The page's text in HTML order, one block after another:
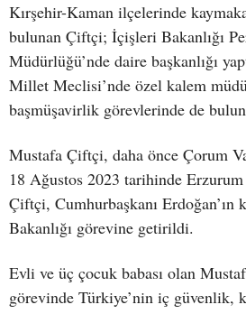
Kırşehir-Kaman ilçelerinde
bulunan Çiftçi; İçişleri Bakanlığı
Müdürlüğü’nde daire başkanlığı
Millet Meclisi’nde özel kalem
başmüşavirlik görevlerinde de
Mustafa Çiftçi, daha önce Çorum
18 Ağustos 2023 tarihinde
Çiftçi, Cumhurbaşkanı Erdoğan’ın
Bakanlığı görevine getirildi.
Evli ve üç çocuk babası olan
görevinde Türkiye’nin iç güvenlik,